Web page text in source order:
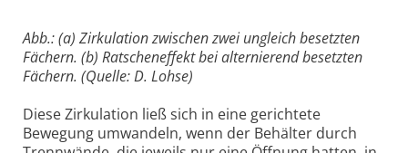
Abb.: (a) Zirkulation zwischen zwei ungleich besetzten
Fächern. (b) Ratscheneffekt bei alternierend besetzten
Fächern. (Quelle: D. Lohse)
Diese Zirkulation ließ sich in eine gerichtete
Bewegung umwandeln, wenn der Behälter durch